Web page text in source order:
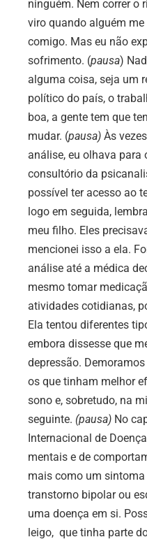
ninguém. Nem correr o
viro quando alguém
comigo. Mas eu não
sofrimento. (pausa)
alguma coisa, seja um
político do país, o
boa, a gente tem que
mudar. (pausa) Às
análise, eu olhava
consultório da
possível ter acesso ao
logo em seguida,
meu filho. Eles
mencionei isso a ela.
análise até a médica
mesmo tomar
atividades cotidianas,
Ela tentou diferentes
embora dissesse que
depressão.
os que tinham melhor
sono e, sobretudo, na
seguinte. (pausa) No
Internacional de
mentais e de
mais como um
transtorno bipolar ou
uma doença em si.
leigo, que tinha parte